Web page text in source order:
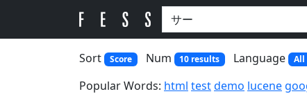
Sort Score Num 10 results Language All
Popular Words: html testdemo lucene